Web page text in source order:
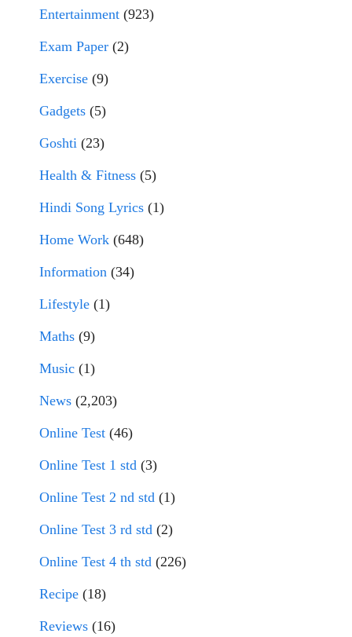
Entertainment (923)
Exam Paper (2)
Exercise (9)
Gadgets (5)
Goshti (23)
Health & Fitness (5)
Hindi Song Lyrics (1)
Home Work (648)
Information (34)
Lifestyle (1)
Maths (9)
Music (1)
News (2,203)
Online Test (46)
Online Test 1 std (3)
Online Test 2 nd std (1)
Online Test 3 rd std (2)
Online Test 4 th std (226)
Recipe (18)
Reviews (16)